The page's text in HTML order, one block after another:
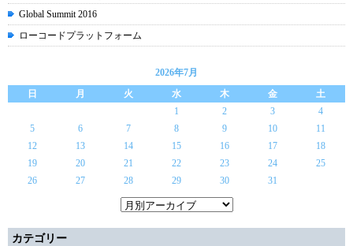
Global Summit 2016
ローコードプラットフォーム
2026年7月
日
月 火 水 木 金
土
1
2 3
4
5
6 7 8 9 10
11
12
13 14 15 16 17
18
19
20 21 22 23 24
25
26
27 28 29 30 31
カテゴリー